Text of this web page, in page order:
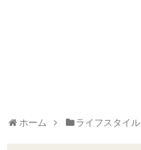
ホーム ライフスタイル